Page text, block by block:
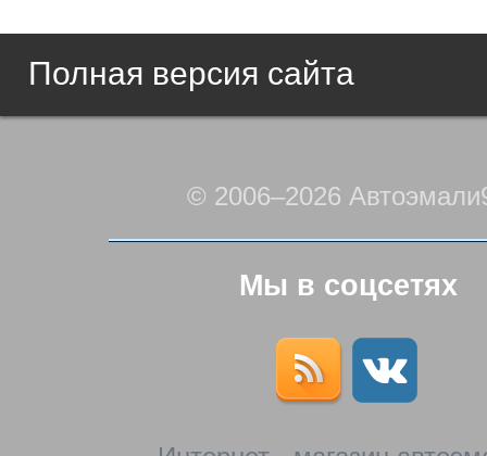
Полная версия сайта
© 2006–2026
Мы в соцсетях